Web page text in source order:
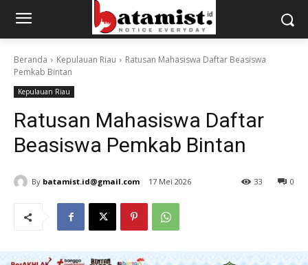
Beranda Kepulauan Riau
Ratusan Mahasiswa Daftar Beasiswa
Pemkab Bintan
Kepulauan Riau
Ratusan Mahasiswa Daftar
Beasiswa Pemkab Bintan
By batamist.id@gmail.com 17 Mei 2026 0
33